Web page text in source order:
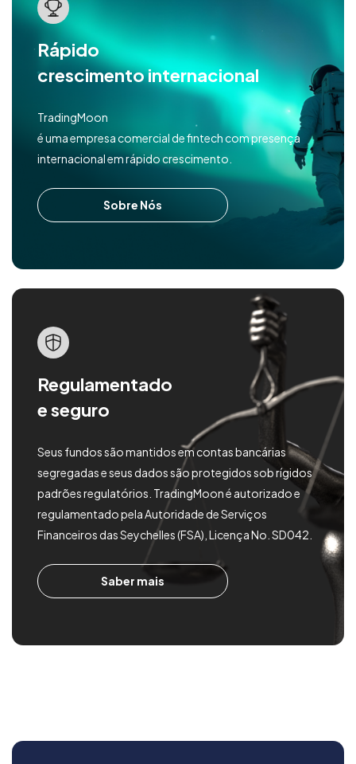
Rápido
crescimento internacional
TradingMoon
é uma empresa comercial de fintech com presença
internacional em rápido crescimento.
Sobre Nós
Regulamentado
e seguro
Seus fundos são mantidos em contas bancárias
segregadas e seus dados são protegidos sob rígidos
padrões regulatórios. TradingMoon é autorizado e
regulamentado pela Autoridade de Serviços
Financeiros das Seychelles (FSA), Licença No. SD042.
Saber mais